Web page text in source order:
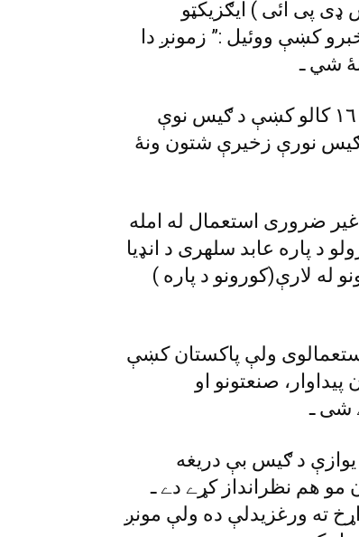
پى آئى ) ايګزيکټو
کښې ووئيل :” زمونږ دا
هغۀ ووئيل چې د څۀ څيړنو ترمخه کۀ راتلونکو ١٧ ، ١٦ کالو کښې د ګيس نوې
نورې زخيرې شتون ونۀ
ضرورى استعمال له امله
د پاره عابد سلهرى د انډيا
له لارې(کورونو د پاره )
استعمالوى ولې پاکستان کښې
صنعتونو او
شى ـ
د ګيس بې دريغه
مو هم نظرانداز کړے دے ـ
ته ورغزيدلې ده ولې مونږ